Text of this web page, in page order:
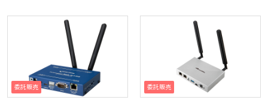
委託販売 委託販売